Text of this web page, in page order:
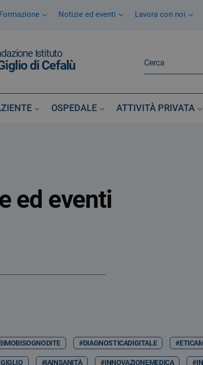
Formazione Notizie ed eventi Lavora con noi
Istituto
di Cefalù
OSPEDALE ATTIVITÀ PRIVATA
ed eventi
#DIAGNOSTICADIGITALE
#IAINSANITÀ #INNOVAZIONEMEDICA